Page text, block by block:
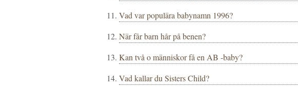
Vad var populära babynamn 1996?
När får barn hår på benen?
Kan två o människor få en AB -baby?
Vad kallar du Sisters Child?